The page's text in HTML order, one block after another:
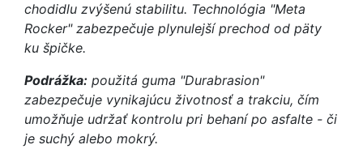
chodidlu zvýšenú stabilitu. Technológia "Meta
Rocker" zabezpečuje plynulejší prechod od päty
ku špičke.
Podrážka: použitá guma "Durabrasion"
zabezpečuje vynikajúcu životnosť a trakciu, čím
umožňuje udržať kontrolu pri behaní po asfalte - či
je suchý alebo mokrý.